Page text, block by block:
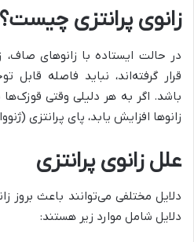
زانوی پرانتزی چیست؟
در حالت ایستاده با زانوهای صاف،
قرار گرفته‌اند، نباید فاصله قابل
باشد. اگر به هر دلیلی وقتی
زانوها افزایش یابد، پای پرانتزی
علل زانوی پرانتزی
دلایل مختلفی می‌توانند باعث بروز
دلایل شامل موارد زیر هستند: